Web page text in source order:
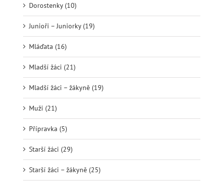
Dorostenky (10)
Junioři – Juniorky (19)
Mláďata (16)
Mladší žáci (21)
Mladší žáci – žákyně (19)
Muži (21)
Přípravka (5)
Starší žáci (29)
Starší žáci – žákyně (25)